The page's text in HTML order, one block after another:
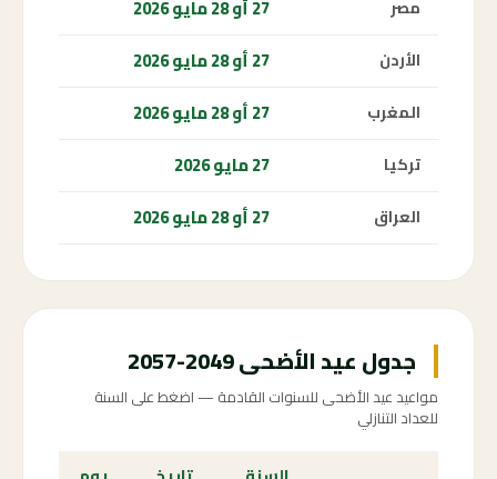
مصر 27 أو 28 مايو 2026
الأردن 27 أو 28 مايو 2026
المغرب 27 أو 28 مايو 2026
تركيا 27 مايو 2026
العراق 27 أو 28 مايو 2026
جدول عيد الأضحى 2049-2057
مواعيد عيد الأضحى للسنوات القادمة — اضغط على السنة
للعداد التنازلي